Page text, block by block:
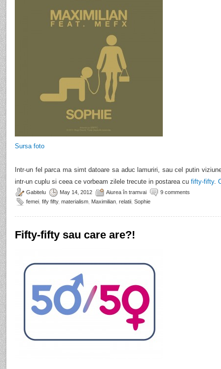
Sursa foto
Intr-un fel parca ma simt datoare sa aduc lamuriri, sau cel putin
intr-un cuplu si ceea ce vorbeam zilele trecute in postarea cu fifty-fifty.
Gabitelu May 14, 2012 Aiurea în tramvai
9 comments
femei fify fifty, materialism Maximilian relatii Sophie
Fifty-fifty sau care are?!